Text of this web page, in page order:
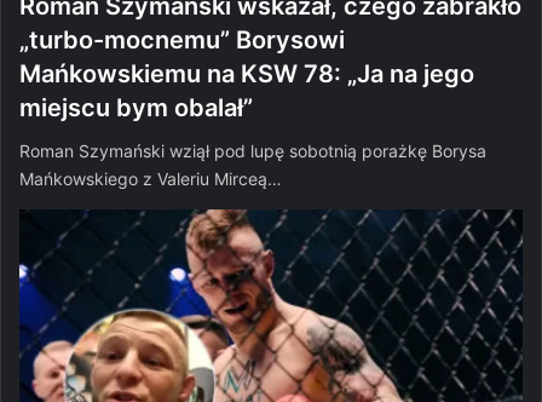
„turbo-mocnemu” Borysowi
Mańkowskiemu na KSW 78: „Ja na jego
miejscu bym obalał”
Roman Szymański wziął pod lupę sobotnią porażkę Borysa
Mańkowskiego z Valeriu Mirceą…